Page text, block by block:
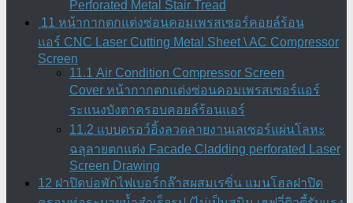
Perforated Metal Stair Tread
11 หน้ากากตกแต่งซ่อนคอมเพรสเซอร์คอยล์ร้อน
แอร์ CNC Laser Cutting Metal Sheet \ AC Compressor
Screen
11.1 Air Condition Compressor Screen
Cover หน้ากากตกแต่งซ่อนคอมเพรสเซอร์แอร์
ระแนงบังตาครอบคอยล์ร้อนแอร์
11.2 แบบดรอว์อิ้งลวดลายงานเลเซอร์แผ่นโลหะ
ฉลุลายตกแต่ง Facade Cladding perforated Laser
Screen Drawing
12 ฝาปิดบ่อพักไฟเบอร์กล๊าสผสมเรซิ่น แมนโฮลฝาปิด